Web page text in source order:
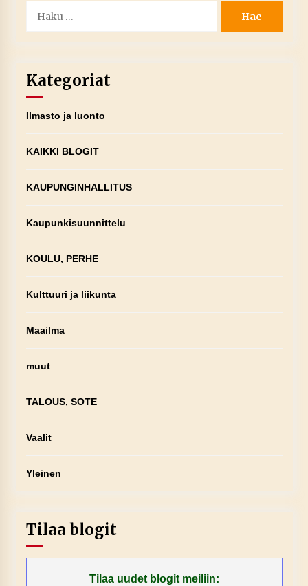
Kategoriat
Ilmasto ja luonto
KAIKKI BLOGIT
KAUPUNGINHALLITUS
Kaupunkisuunnittelu
KOULU, PERHE
Kulttuuri ja liikunta
Maailma
muut
TALOUS, SOTE
Vaalit
Yleinen
Tilaa blogit
Tilaa uudet blogit meiliin: